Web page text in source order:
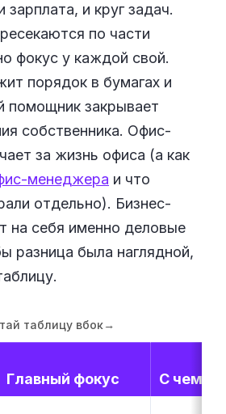
зарплата, и круг задач.
по части
фокус у каждой свой.
порядок в бумагах и
помощник закрывает
собственника. Офис-
за жизнь офиса (а как
менеджера и что
отдельно). Бизнес-
на себя именно деловые
разница была наглядной,
таблицу вбок→
Главный фокус С чем